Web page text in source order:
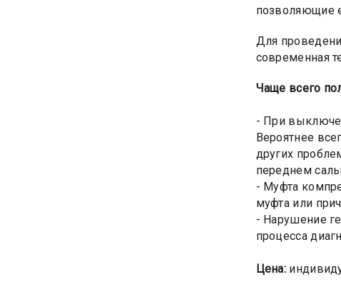
позволяющие
Для
современная
Чаще всего
- При
Вероятнее
других
переднем
- Муфта
муфта или
- Нарушение
процесса
Цена: